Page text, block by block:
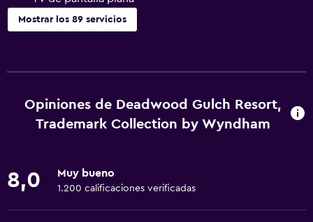
Mostrar los 89 servicios
Wifi gratis
Wifi disponible en todas las instalaciones
Internet
Extinguidor
Artículos de aseo gratis
Opiniones de Deadwood Gulch Resort,
Trademark Collection by Wyndham
8,0 Muy bueno
1.200 calificaciones verificadas